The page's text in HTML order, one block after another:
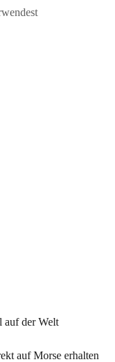
auf der Welt
auf Morse erhalten